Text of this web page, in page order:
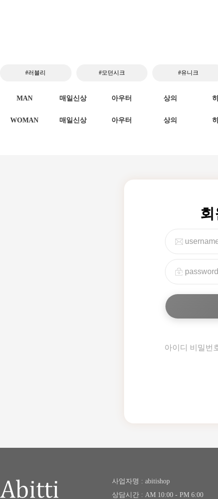
#러블리 #모던시크 #유니크
MAN 매일신상 아우터 상의
WOMAN 매일신상 아우터 상의
아이디 비밀번
사업자명 : abitishop
상담시간 : AM 10:00 - PM 6:00